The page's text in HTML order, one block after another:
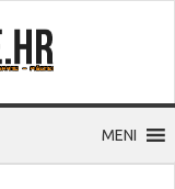
MENI